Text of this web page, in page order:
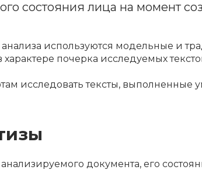
состояния лица на момент
используются модельные и
почерка исследуемых
исследовать тексты,
документа, его